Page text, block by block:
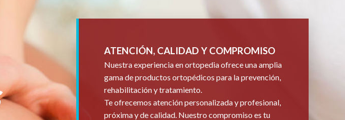
ATENCIÓN, CALIDAD Y COMPROMISO
Nuestra experiencia en ortopedia ofrece una amplia
gama de productos ortopédicos para la prevención,
rehabilitación y tratamiento.
Te ofrecemos atención personalizada y profesional,
próxima y de calidad. Nuestro compromiso es tu